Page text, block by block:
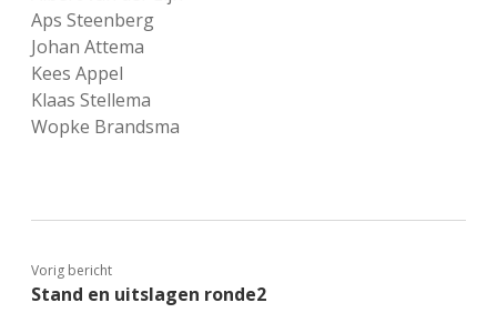
Aps Steenberg
Johan Attema
Kees Appel
Klaas Stellema
Wopke Brandsma
Vorig bericht
Stand en uitslagen ronde2